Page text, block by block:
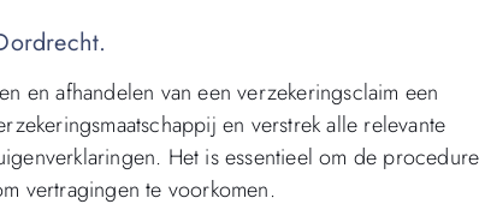
en afhandelen van een verzekeringsclaim een
en verstrek alle relevante
Het is essentieel om de procedure
vertragingen te voorkomen.